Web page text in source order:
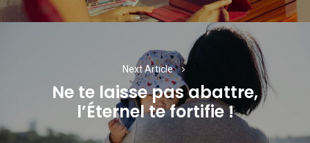
Next Article
Next
post:
Ne te laisse pas abattre,
l’Éternel te fortifie !